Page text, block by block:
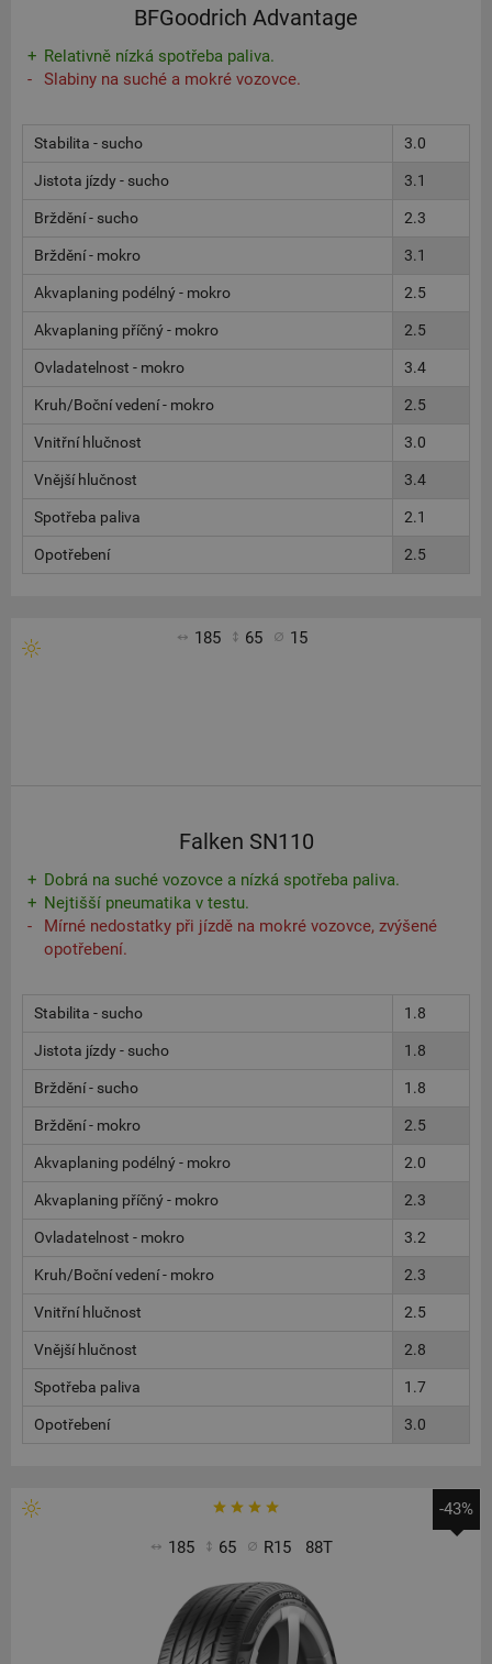
BFGoodrich Advantage
Relativně nízká spotřeba paliva.
Slabiny na suché a mokré vozovce.
Stabilita - sucho 3.0
Jistota jízdy - sucho 3.1
Brždění - sucho 2.3
Brždění - mokro 3.1
Akvaplaning podélný - mokro 2.5
Akvaplaning příčný - mokro 2.5
Ovladatelnost - mokro 3.4
Kruh/Boční vedení - mokro 2.5
Vnitřní hlučnost 3.0
Vnější hlučnost 3.4
Spotřeba paliva 2.1
Opotřebení 2.5
185 65 15
Falken SN110
Dobrá na suché vozovce a nízká spotřeba paliva.
Nejtišší pneumatika v testu.
Mírné nedostatky při jízdě na mokré vozovce, zvýšené
opotřebení.
Stabilita - sucho 1.8
Jistota jízdy - sucho 1.8
Brždění - sucho 1.8
Brždění - mokro 2.5
Akvaplaning podélný - mokro 2.0
Akvaplaning příčný - mokro 2.3
Ovladatelnost - mokro 3.2
Kruh/Boční vedení - mokro 2.3
Vnitřní hlučnost 2.5
Vnější hlučnost 2.8
Spotřeba paliva 1.7
Opotřebení 3.0
185 65 R15 88T
-43%